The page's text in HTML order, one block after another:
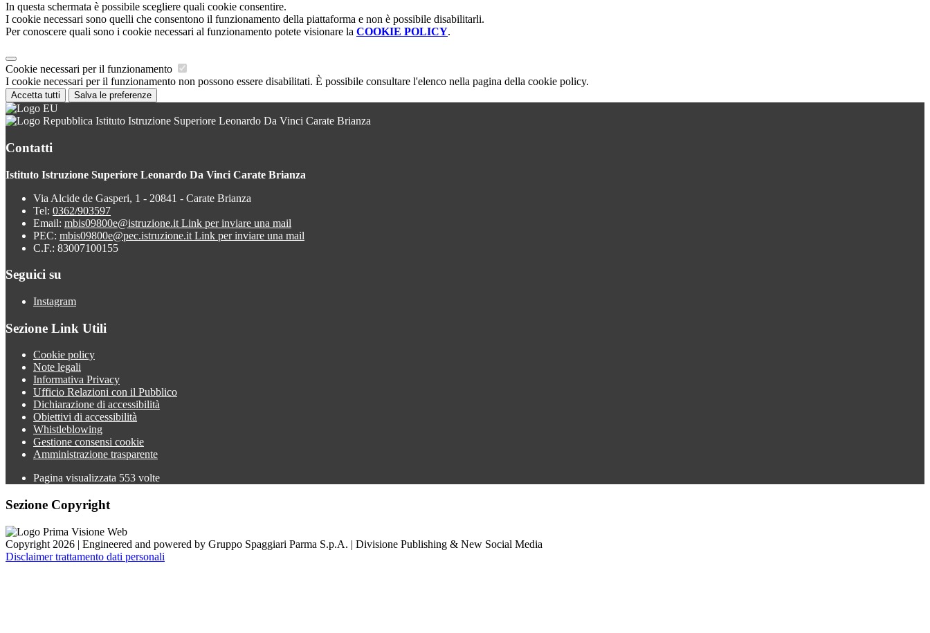
In questa schermata è possibile scegliere quali cookie consentire.
I cookie necessari sono quelli che consentono il funzionamento della piattaforma e non è possibile disabilitarli.
Per conoscere quali sono i cookie necessari al funzionamento potete visionare la COOKIE POLICY.
Cookie necessari per il funzionamento
I cookie necessari per il funzionamento non possono essere disabilitati. È possibile consultare l'elenco nella pagina della cookie policy.
Accetta tutti Salva le preferenze
Istituto Istruzione Superiore Leonardo Da Vinci Carate Brianza
Contatti
Istituto Istruzione Superiore Leonardo Da Vinci Carate Brianza
Via Alcide de Gasperi, 1 - 20841 - Carate Brianza
Tel: 0362/903597
Email: mbis09800e@istruzione.it Link per inviare una mail
PEC: mbis09800e@pec.istruzione.it Link per inviare una mail
C.F.: 83007100155
Seguici su
Instagram
Sezione Link Utili
Cookie policy
Note legali
Informativa Privacy
Ufficio Relazioni con il Pubblico
Dichiarazione di accessibilità
Obiettivi di accessibilità
Whistleblowing
Gestione consensi cookie
Amministrazione trasparente
Pagina visualizzata 553 volte
Sezione Copyright
Copyright 2026 | Engineered and powered by Gruppo Spaggiari Parma S.p.A. | Divisione Publishing & New Social Media
Disclaimer trattamento dati personali